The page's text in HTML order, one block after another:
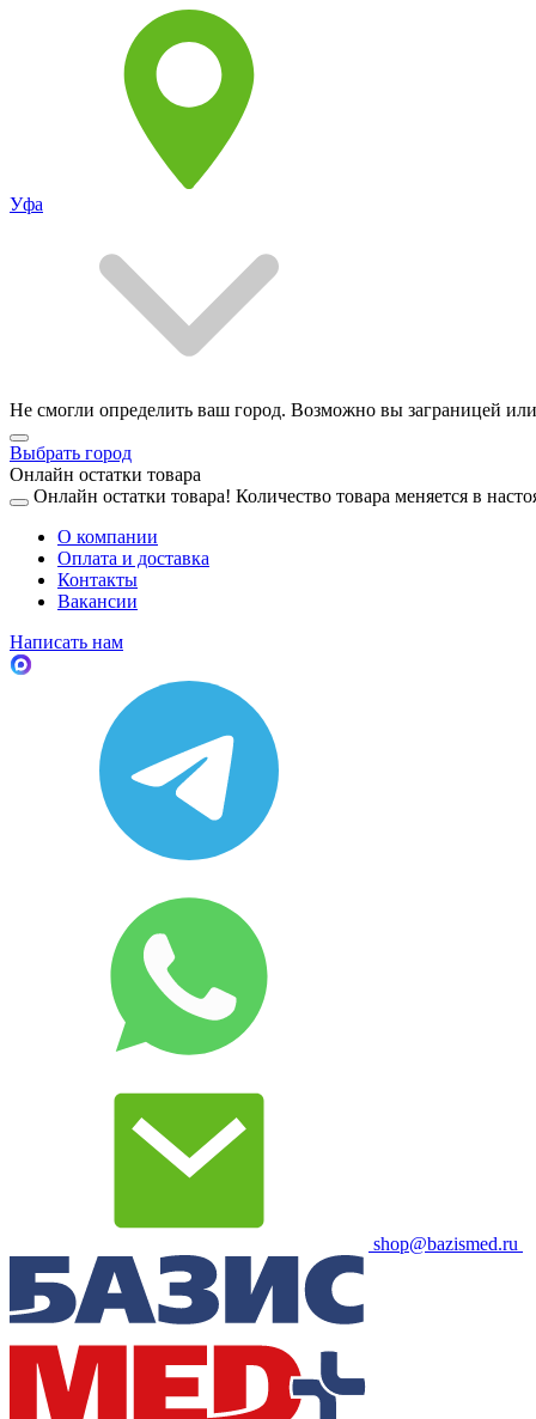
Уфа
Не смогли определить ваш город. Возможно вы заграницей или
Выбрать город
Онлайн остатки товара
Онлайн остатки товара! Количество товара меняется в
О компании
Оплата и доставка
Контакты
Вакансии
Написать нам
shop@bazismed.ru